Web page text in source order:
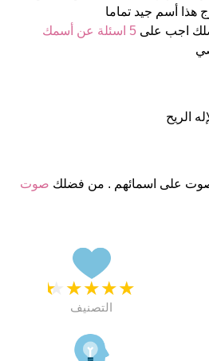
هذا أسم جيد تماما
5 اسئلة عن أسمك
صوت
★
★
★
★
★
التصنيف